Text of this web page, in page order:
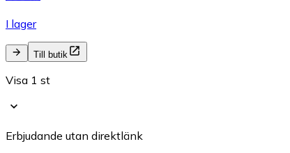
I lager
Till butik
Visa 1 st
Erbjudande utan direktlänk